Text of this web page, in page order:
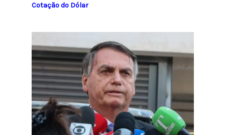
Cotação do Dólar